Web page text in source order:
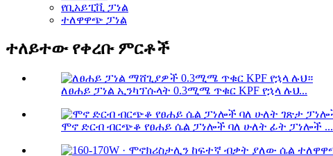
የቢአይፒቪ ፓነል
ተለዋዋጭ ፓነል
ተለይተው የቀረቡ ምርቶች
ለፀሐይ ፓነል ኢንካፕሱላት 0.3ሚሜ ጥቁር KPF የኋላ ሉህ...
ሞኖ ድርብ ብርጭቆ የፀሐይ ሴል ፓነሎች ባለ ሁለት ፊት ፓነሎች ...